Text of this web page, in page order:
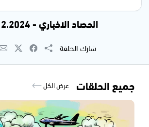
الحصاد الاخباري - 01.12.2024
شارك الحلقة
جميع الحلقات عرض الكل